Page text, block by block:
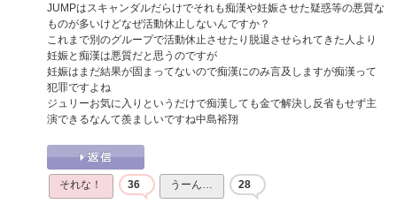
JUMPはスキャンダルだらけでそれも痴漢や妊娠させた疑惑等の悪質な
ものが多いけどなぜ活動休止しないんですか？
これまで別のグループで活動休止させたり脱退させられてきた人より
妊娠と痴漢は悪質だと思うのですが
妊娠はまだ結果が固まってないので痴漢にのみ言及しますが痴漢って
犯罪ですよね
ジュリーお気に入りというだけで痴漢しても金で解決し反省もせず主
演できるなんて羨ましいですね中島裕翔
それな！ 36 うーん… 28